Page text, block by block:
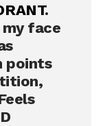
.
face
points